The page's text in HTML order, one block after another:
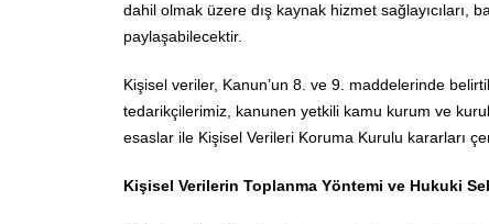
dahil olmak üzere dış kaynak hizmet sağlayıcıları,
paylaşabilecektir.
Kişisel veriler, Kanun’un 8. ve 9. maddelerinde
tedarikçilerimiz, kanunen yetkili kamu kurum ve
esaslar ile Kişisel Verileri Koruma Kurulu kararları
Kişisel Verilerin Toplanma Yöntemi ve Hukuki